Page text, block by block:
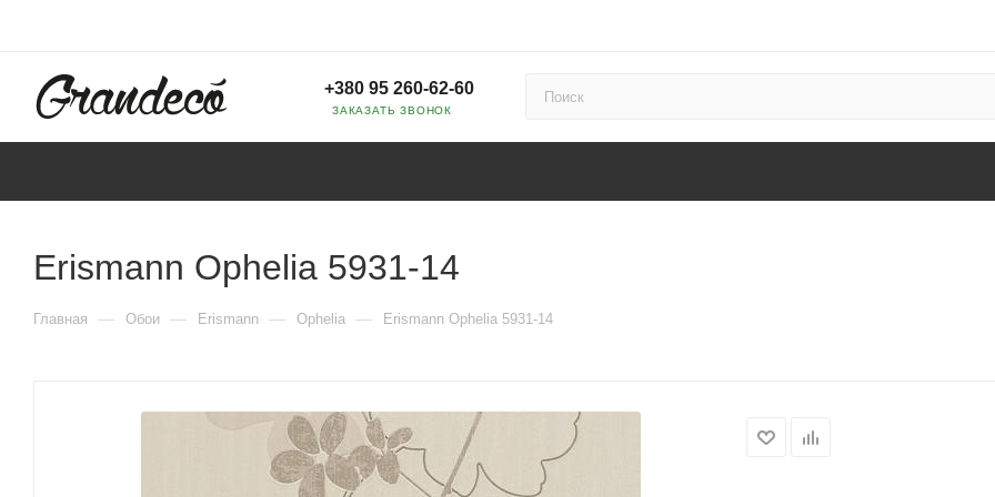
+380 95 260-62-60
ЗАКАЗАТЬ ЗВОНОК
Erismann Ophelia 5931-14
Главная — Обои — Erismann — Ophelia — Erismann Ophelia 5931-14